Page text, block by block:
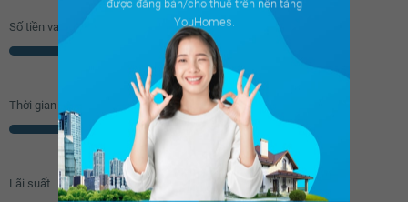
Số tiền vay (
Thời gian vay
Năm
Lãi suất
được đăng bán/cho thuê trên nền tảng
YouHomes.